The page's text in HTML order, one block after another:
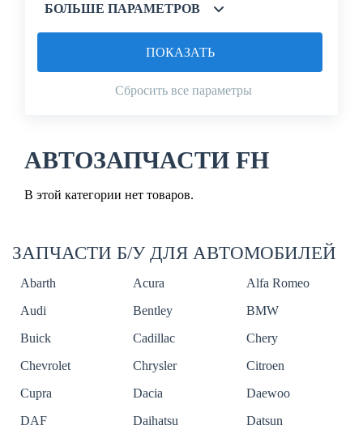
БОЛЬШЕ ПАРАМЕТРОВ
Сбросить все параметры
ПОКАЗАТЬ
АВТОЗАПЧАСТИ FH
В этой категории нет товаров.
ЗАПЧАСТИ Б/У ДЛЯ АВТОМОБИЛЕЙ
Abarth Acura
Alfa Romeo
Audi
Bentley
BMW
Buick
Cadillac
Chery
Chevrolet
Chrysler
Citroen
Cupra
Dacia
Daewoo
DAF
Daihatsu
Datsun